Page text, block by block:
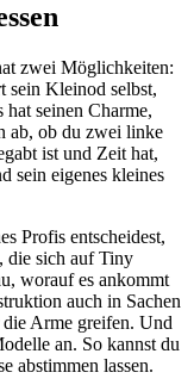
zwei Möglichkeiten:
sein Kleinod selbst,
hat seinen Charme,
ab, ob du zwei linke
ist und Zeit hat,
sein eigenes kleines
Profis entscheidest,
die sich auf Tiny
worauf es ankommt
auch in Sachen
Arme greifen. Und
an. So kannst du
abstimmen lassen.